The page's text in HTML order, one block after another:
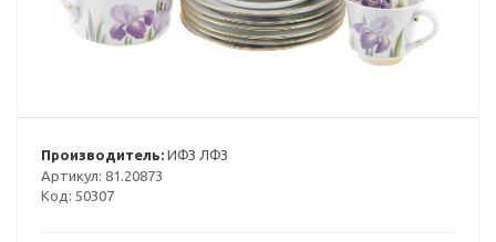
Производитель: ИФЗ ЛФЗ
Артикул: 81.20873
Код: 50307